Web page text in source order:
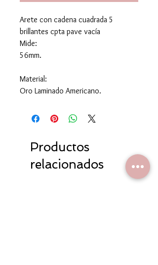
Arete con cadena cuadrada 5
brillantes cpta pave vacía
Mide:
56mm.
Material:
Oro Laminado Americano.
Productos
relacionados